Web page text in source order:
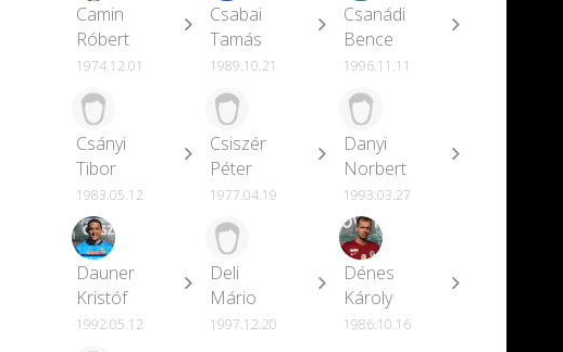
Camin
Róbert
1974.12.01
Csabai
Tamás
1989.10.21
Csanádi
Bence
1996.11.11
Csányi
Tibor
1983.05.12
Csiszér
Péter
1977.04.19
Danyi
Norbert
1993.03.27
Dauner
Kristóf
1992.05.12
Deli
Mário
1997.12.20
Dénes
Károly
1986.10.16